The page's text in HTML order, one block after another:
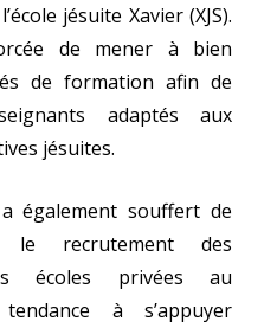
jésuite Xavier (XJS).
de mener à bien
de formation afin de
adaptés aux
jésuites.
a également souffert de
le recrutement des
écoles privées au
à s’appuyer